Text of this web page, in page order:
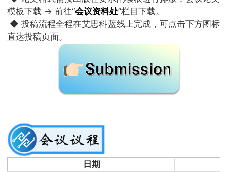
模板下载 → 前往“会议资料处”栏目下载。
◆ 投稿流程全程在艾思科蓝线上完成，可点击下方图标
直达投稿页面。
日期